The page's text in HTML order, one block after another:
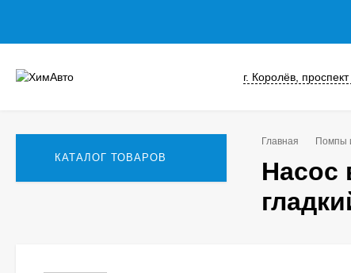
г. Королёв,
КАТАЛОГ ТОВАРОВ
Главная Помпы
Насос